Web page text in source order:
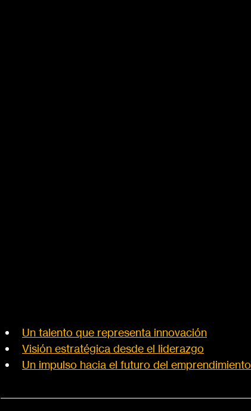
Un talento que representa innovación
Visión estratégica desde el liderazgo
Un impulso hacia el futuro del emprendimiento